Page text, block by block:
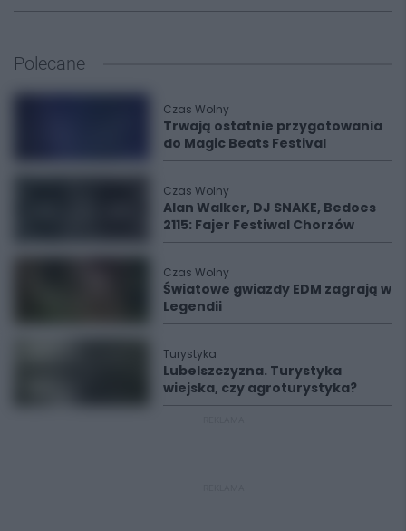
Polecane
Czas Wolny
Trwają ostatnie przygotowania
do Magic Beats Festival
Czas Wolny
Alan Walker, DJ SNAKE, Bedoes
2115: Fajer Festiwal Chorzów
Czas Wolny
Światowe gwiazdy EDM zagrają w
Legendii
Turystyka
Lubelszczyzna. Turystyka
wiejska, czy agroturystyka?